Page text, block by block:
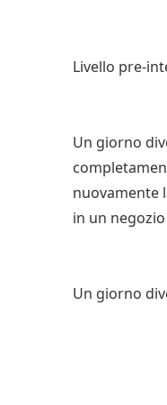
Livello pre-
Un giorno
nuovamente
in un
Un giorno